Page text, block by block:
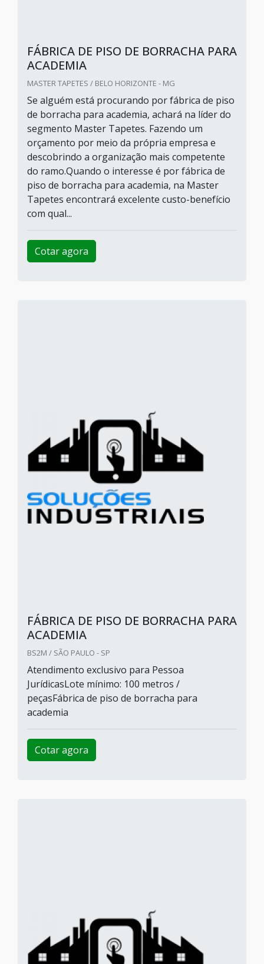
FÁBRICA DE PISO DE BORRACHA PARA
ACADEMIA
MASTER TAPETES / BELO HORIZONTE - MG
Se alguém está procurando por fábrica de piso
de borracha para academia, achará na líder do
segmento Master Tapetes. Fazendo um
orçamento por meio da própria empresa e
descobrindo a organização mais competente
do ramo.Quando o interesse é por fábrica de
piso de borracha para academia, na Master
Tapetes encontrará excelente custo-benefício
com qual...
Cotar agora
FÁBRICA DE PISO DE BORRACHA PARA
ACADEMIA
BS2M / SÃO PAULO - SP
Atendimento exclusivo para Pessoa
JurídicasLote mínimo: 100 metros /
peçasFábrica de piso de borracha para
academia
Cotar agora